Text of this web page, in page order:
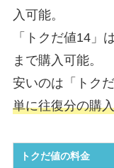
入可能。
「トクだ値14」
まで購入可能。
安いのは「トク
単に往復分の購
トクだ値の料金